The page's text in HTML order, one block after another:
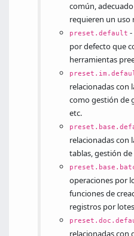
común,
requieren un uso
preset.default
por defecto que
herramientas
relacionadas con
como gestión de
etc.
relacionadas con
tablas, gestión
operaciones por
funciones de
registros por lotes
relacionadas con